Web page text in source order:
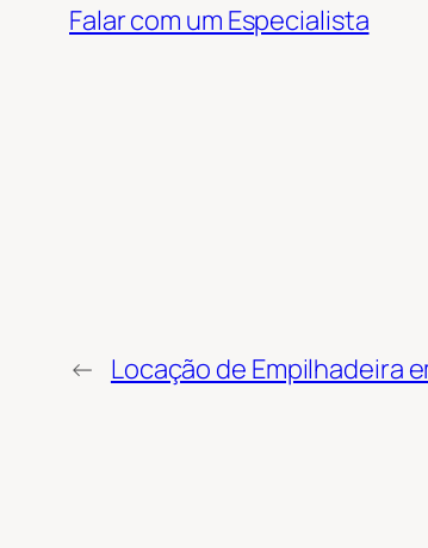
Falar com um Especialista
← Locação de Empilhadeira